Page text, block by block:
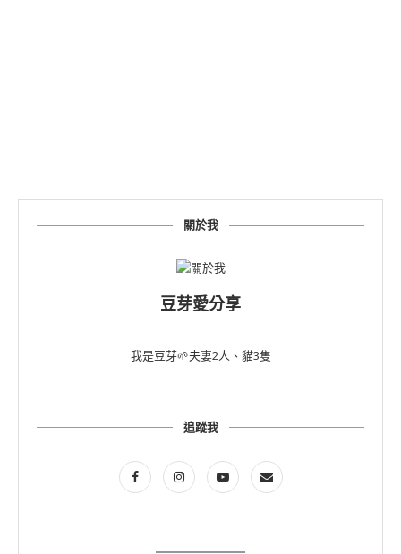
關於我
豆芽愛分享
我是豆芽🌱夫妻2人、貓3隻
追蹤我